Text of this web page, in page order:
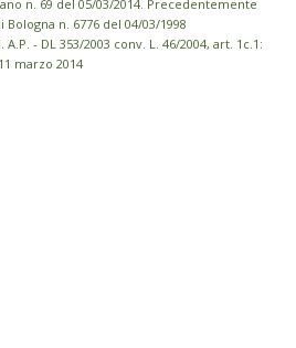
n. 69 del 05/03/2014. Precedentemente
n. 6776 del 04/03/1998
- DL 353/2003 conv. L. 46/2004, art. 1c.1:
marzo 2014